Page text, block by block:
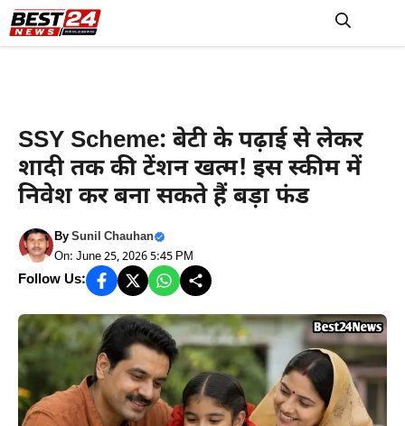
Skip
to
SSY Scheme: बेटी के पढ़ाई से लेकर
शादी तक की टेंशन खत्म! इस स्कीम में
निवेश कर बना सकते हैं बड़ा फंड
BySunil Chauhan
On: June 25, 2026 5:45 PM
Follow Us: